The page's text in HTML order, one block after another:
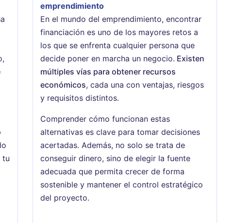
tu
emprendimiento
En el mundo del emprendimiento, encontrar
financiación es uno de los mayores retos a
los que se enfrenta cualquier persona que
decide poner en marcha un negocio. Existen
múltiples vías para obtener recursos
económicos, cada una con ventajas, riesgos
y requisitos distintos.
Comprender cómo funcionan estas
alternativas es clave para tomar decisiones
acertadas. Además, no solo se trata de
conseguir dinero, sino de elegir la fuente
adecuada que permita crecer de forma
sostenible y mantener el control estratégico
del proyecto.